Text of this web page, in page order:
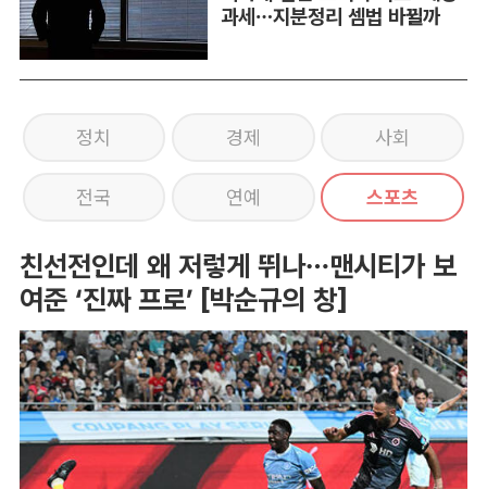
과세…지분정리 셈법 바뀔까
정치 경제 사회
전국 연예 스포츠
친선전인데 왜 저렇게 뛰나…맨시티가 보
여준 ‘진짜 프로’ [박순규의 창]